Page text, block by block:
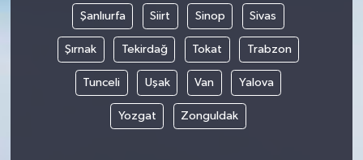
Şanlıurfa Siirt Sinop Sivas
Şırnak Tekirdağ Tokat Trabzon
Tunceli Uşak Van Yalova
Yozgat Zonguldak